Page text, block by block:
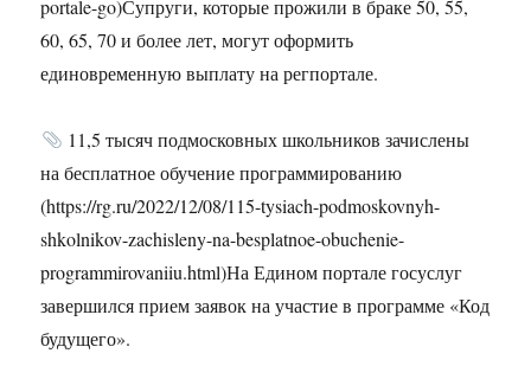
portale-go)Супруги, которые прожили в браке 50, 55,
60, 65, 70 и более лет, могут оформить
единовременную выплату на регпортале.
11,5 тысяч подмосковных школьников зачислены
на бесплатное обучение программированию
(https://rg.ru/2022/12/08/115-tysiach-podmoskovnyh-
shkolnikov-zachisleny-na-besplatnoe-obuchenie-
programmirovaniiu.html)На Едином портале госуслуг
завершился прием заявок на участие в программе «Код
будущего».